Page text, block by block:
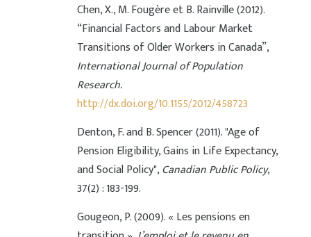
Chen, X., M. Fougère et B. Rainville (2012).
“Financial Factors and Labour Market
Transitions of Older Workers in Canada”,
International Journal of Population
Research.
http://dx.doi.org/10.1155/2012/458723
Denton, F. and B. Spencer (2011). "Age of
Pension Eligibility, Gains in Life Expectancy,
and Social Policy",Canadian Public Policy,
37(2) : 183-199.
Gougeon, P. (2009). « Les pensions en